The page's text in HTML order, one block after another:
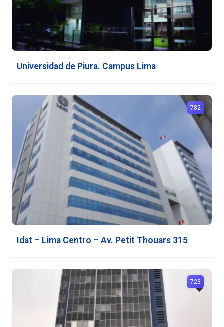
Universidad de Piura. Campus Lima
Idat – Lima Centro – Av. Petit Thouars 315
782
728